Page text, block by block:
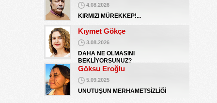
4.08.2026
KIRMIZI MÜREKKEP!...
Kıymet Gökçe
3.08.2026
DAHA NE OLMASINI
BEKLİYORSUNUZ?
Göksu Eroğlu
5.09.2025
UNUTUŞUN MERHAMETSİZLİĞİ